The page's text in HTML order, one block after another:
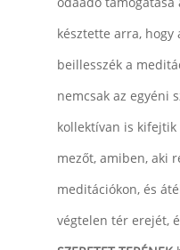
késztette arra,
beillesszék a
nemcsak az egyéni
kollektívan is
mezőt, amiben, aki
meditációkon, és
végtelen tér erejét,